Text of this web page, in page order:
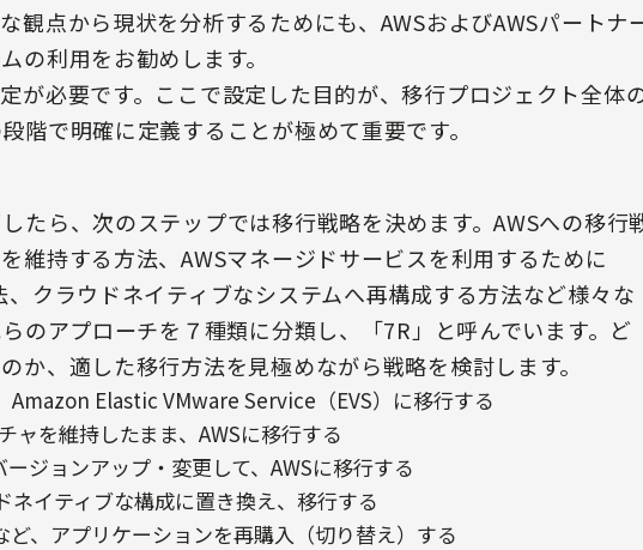
観点から現状を分析するためにも、AWSおよびAWSパートナ
の利用をお勧めします。
が必要です。ここで設定した目的が、移行プロジェクト全体
階で明確に定義することが極めて重要です。
たら、次のステップでは移行戦略を決めます。AWSへの移行
維持する方法、AWSマネージドサービスを利用するために
クラウドネイティブなシステムへ再構成する方法など様々な
のアプローチを７種類に分類し、「7R」と呼んでいます。ど
か、適した移行方法を見極めながら戦略を検討します。
Elastic VMware Service（EVS）に移行する
ャを維持したまま、AWSに移行する
ジョンアップ・変更して、AWSに移行する
イティブな構成に置き換え、移行する
、アプリケーションを再購入（切り替え）する